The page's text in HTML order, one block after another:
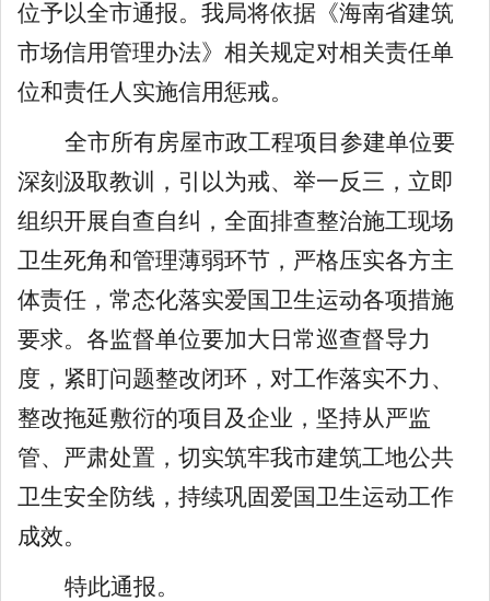
位予以全市通报。 我局将依据《海南省建筑
市场信用管理办法》相关规定对相关责任单
位和责任人 实施信用惩戒。
全市所有房屋市政工程项目参建单位要
深刻 汲取教训， 引以为戒、举一反三，立即
组织开展自查自纠，全面排查整治施工现场
卫生死角和管理薄弱环节，严格压实各方主
体责任，常态化落实爱国卫生运动各项措施
要求。各监督单位要加大日常巡查督导力
度，紧盯问题整改闭环，对工作落实不力、
整改拖延敷衍的项目及企业，坚持从严监
管、严肃处置，切实筑牢我市建筑工地公共
卫生安全防线，持续巩固爱国卫生运动工作
成效。
特此通报。